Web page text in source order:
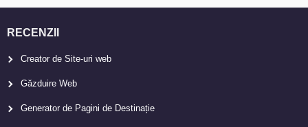
RECENZII
Creator de Site-uri web
Găzduire Web
Generator de Pagini de Destinație